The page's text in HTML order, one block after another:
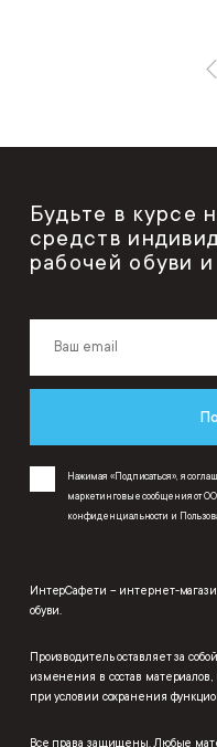
Будьте в курсе
средств
рабочей обуви
Нажимая «Подписаться», я
маркетинговые сообщения от
конфиденциальности и
ИнтерСафети – интернет-
обуви.
Производитель оставляет за
изменения в состав
при условии сохранения
Все права защищены. Любые